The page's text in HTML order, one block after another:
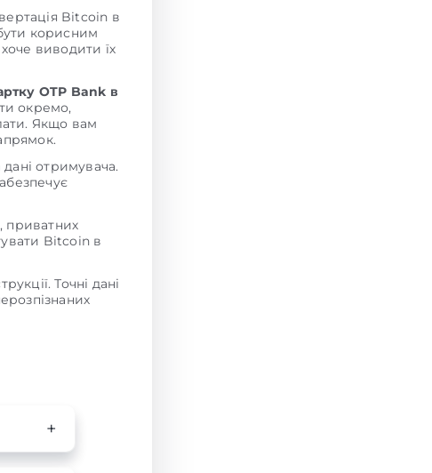
Bitcoin в
корисним
виводити їх
OTP Bank в
окремо,
Якщо вам
отримувача.
приватних
Bitcoin в
Точні дані